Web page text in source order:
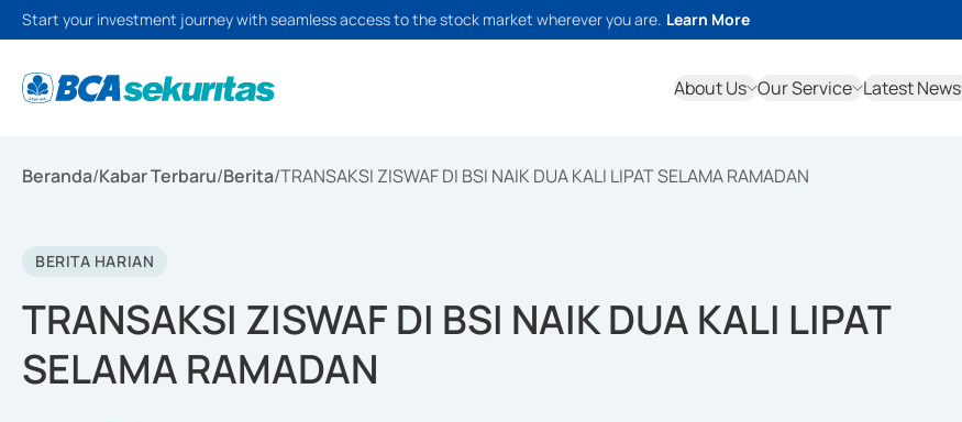
Start your investment journey with seamless access to the stock market wherever you are. Learn More
About Us Our Service Latest News
Beranda/Kabar Terbaru/Berita/TRANSAKSI ZISWAF DI BSI NAIK DUA KALI LIPAT SELAMA RAMADAN
BERITA HARIAN
TRANSAKSI ZISWAF DI BSI NAIK DUA KALI LIPAT
SELAMA RAMADAN